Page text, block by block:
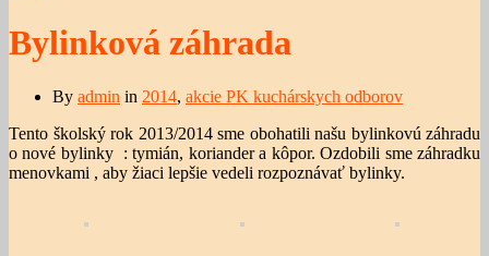
Bylinková záhrada
By admin in 2014, akcie PK kuchárskych odborov
Tento školský rok 2013/2014 sme obohatili našu bylinkovú záhradu
o nové bylinky : tymián, koriander a kôpor. Ozdobili sme záhradku
menovkami , aby žiaci lepšie vedeli rozpoznávať bylinky.